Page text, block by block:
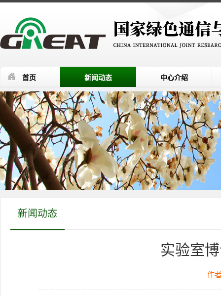
首页 新闻动态 中心介绍
新闻动态
实验室
作